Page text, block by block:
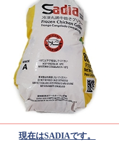
現在はSADIAです。